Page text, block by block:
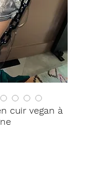
cuir vegan à